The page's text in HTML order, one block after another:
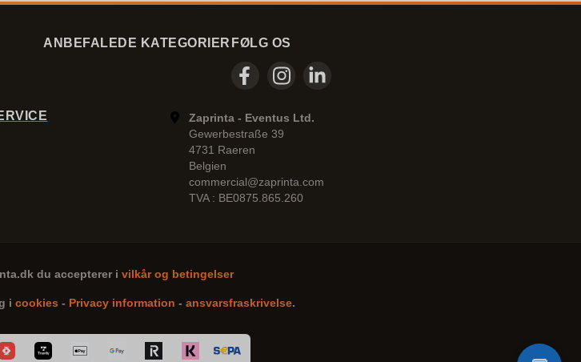
ANBEFALEDE KATEGORIER FØLG OS
Zaprinta - Eventus Ltd.
Gewerbestraße 39
4731 Raeren
Belgien
commercial@zaprinta.com
TVA : BE0875.865.260
du accepterer i vilkår og betingelser
i cookies - Privacy information - ansvarsfraskrivelse.